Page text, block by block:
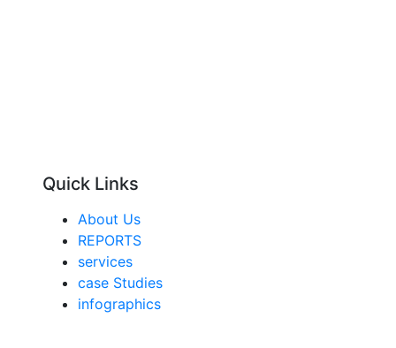
Quick Links
About Us
REPORTS
services
case Studies
infographics